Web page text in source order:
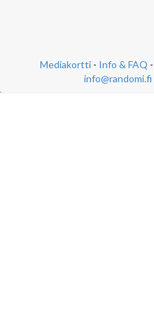
Mediakortti - Info & FAQ -
info@randomi.fi